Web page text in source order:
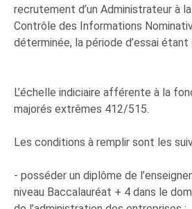
recrutement d’un Administrateur à
Contrôle des Informations
déterminée, la période d’essai
L’échelle indiciaire afférente à la
majorés extrêmes 412/515.
Les conditions à remplir sont les
- posséder un diplôme de
niveau Baccalauréat + 4 dans le